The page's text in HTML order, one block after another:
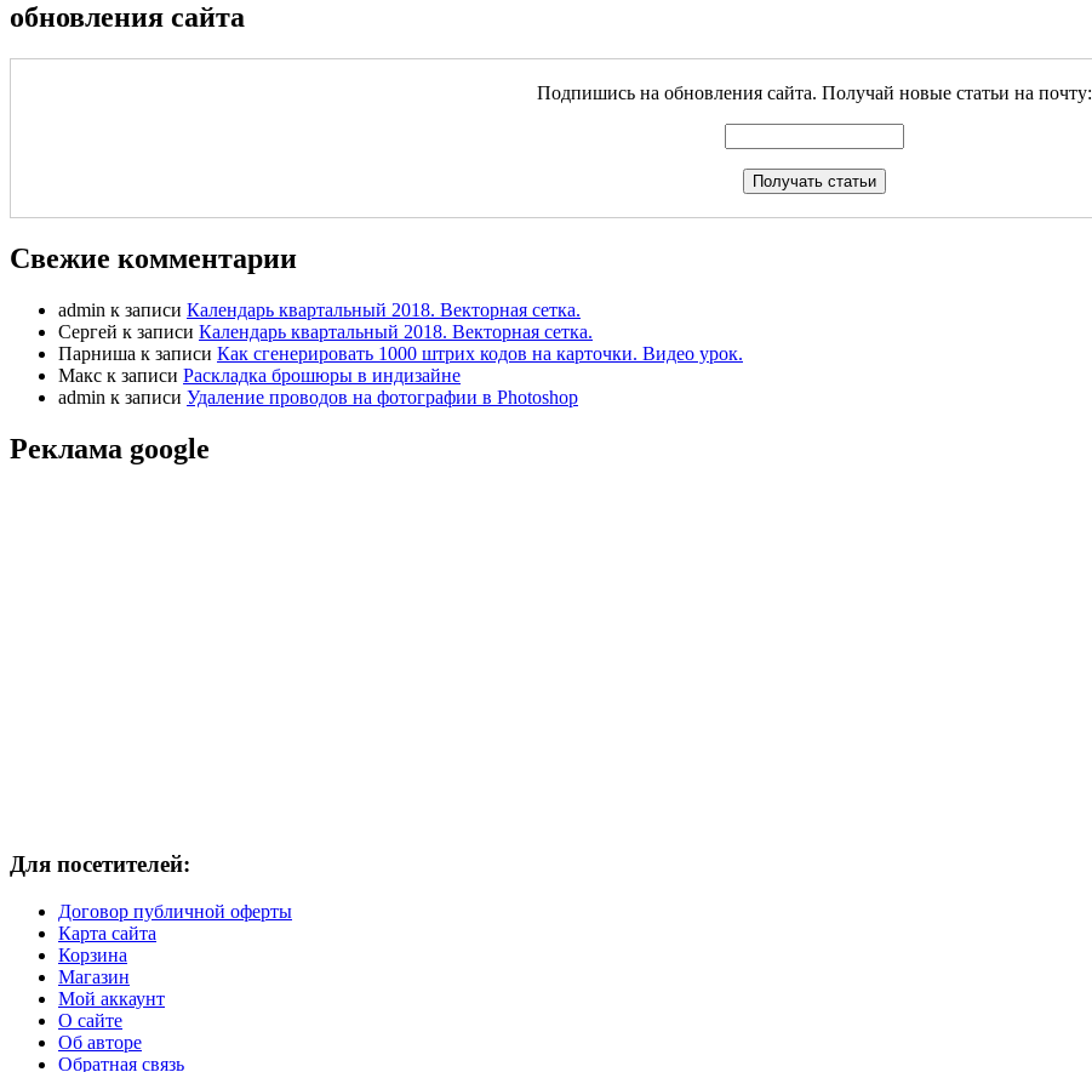
обновления сайта
Подпишись на обновления сайта. Получай новые статьи на почту:
Свежие комментарии
admin к записи Календарь квартальный 2018. Векторная сетка.
Сергей к записи Календарь квартальный 2018. Векторная сетка.
Парниша к записи Как сгенерировать 1000 штрих кодов на карточки. Видео урок.
Макс к записи Раскладка брошюры в индизайне
admin к записи Удаление проводов на фотографии в Photoshop
Реклама google
Для посетителей:
Договор публичной оферты
Карта сайта
Корзина
Магазин
Мой аккаунт
О сайте
Об авторе
Обратная связь